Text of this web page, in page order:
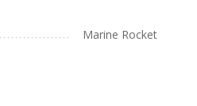
Marine Rocket